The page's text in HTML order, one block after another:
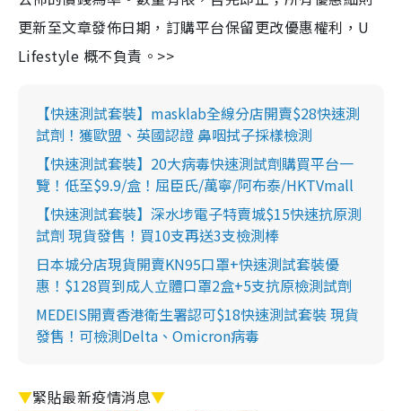
更新至文章發佈日期，訂購平台保留更改優惠權利，U
Lifestyle 概不負責。>>
【快速測試套裝】masklab全線分店開賣$28快速測
試劑！獲歐盟、英國認證 鼻咽拭子採樣檢測
【快速測試套裝】20大病毒快速測試劑購買平台一
覽！低至$9.9/盒！屈臣氏/萬寧/阿布泰/HKTVmall
【快速測試套裝】深水埗電子特賣城$15快速抗原測
試劑 現貨發售！買10支再送3支檢測棒
日本城分店現貨開賣KN95口罩+快速測試套裝優
惠！$128買到成人立體口罩2盒+5支抗原檢測試劑
MEDEIS開賣香港衛生署認可$18快速測試套裝 現貨
發售！可檢測Delta、Omicron病毒
▼緊貼最新疫情消息▼